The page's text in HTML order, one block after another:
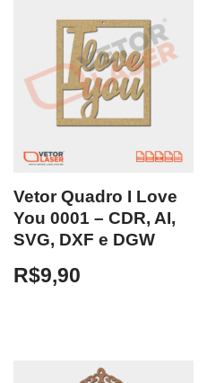
Vetor Quadro I Love
You 0001 – CDR, AI,
SVG, DXF e DGW
R$9,90